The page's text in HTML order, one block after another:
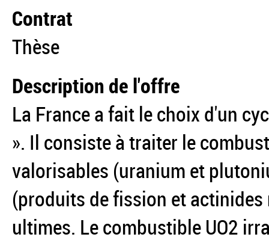
Contrat
Thèse
Description de l'offre
La France a fait le choix d'un
». Il consiste à traiter le
valorisables (uranium et
(produits de fission et
ultimes. Le combustible UO2